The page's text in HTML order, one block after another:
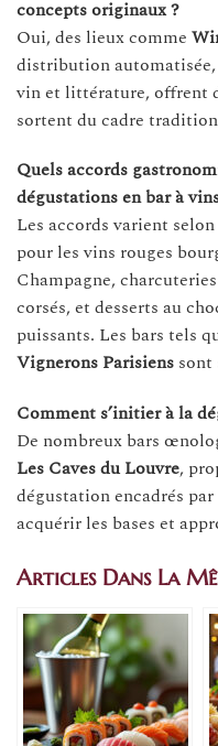
concepts originaux ?
Oui, des lieux comme
distribution
vin et littérature, offrent
sortent du cadre
Quels accords
dégustations en bar à
Les accords varient
pour les vins rouges
Champagne,
corsés, et desserts au
puissants. Les bars tels
Vignerons Parisiens sont
Comment s’initier à la
De nombreux bars
Les Caves du Louvre,
dégustation encadrés
acquérir les bases et
Articles Dans La